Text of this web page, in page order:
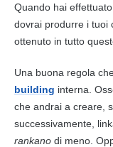
Quando hai
dovrai produrre i tuoi
ottenuto in tutto
Una buona regola
building interna.
che andrai a creare,
successivamente,
rankano di meno.